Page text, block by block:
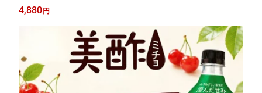
イプ 牛乳割り 炭酸割り ビール割り MICHO 果実酢 チェリー 大容
量 韓国 送料無料 コストコ 【ゆっくりお得便】
4,880円